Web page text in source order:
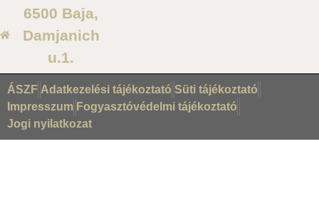
6500 Baja,
Damjanich
u.1.
ÁSZF Adatkezelési tájékoztató Süti tájékoztató
Impresszum Fogyasztóvédelmi tájékoztató
Jogi nyilatkozat